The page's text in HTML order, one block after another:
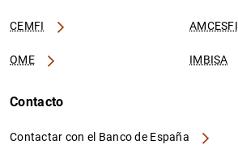
CEMFI AMCESFI
OME IMBISA
Contacto
Contactar con el Banco de España